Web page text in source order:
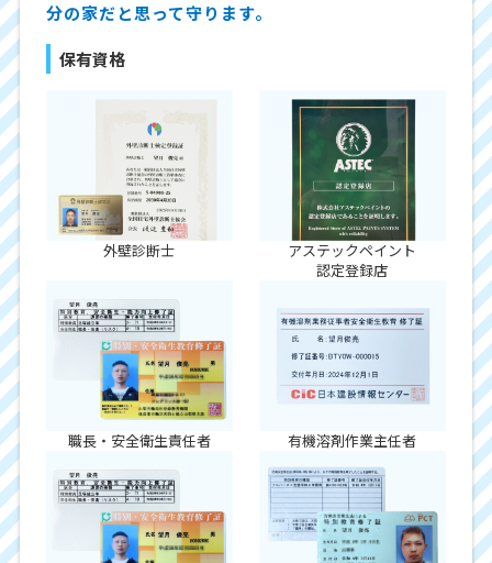
分の家だと思って守ります。
保有資格
外壁診断士
アステックペイント
認定登録店
職長・安全衛生責任者 有機溶剤作業主任者